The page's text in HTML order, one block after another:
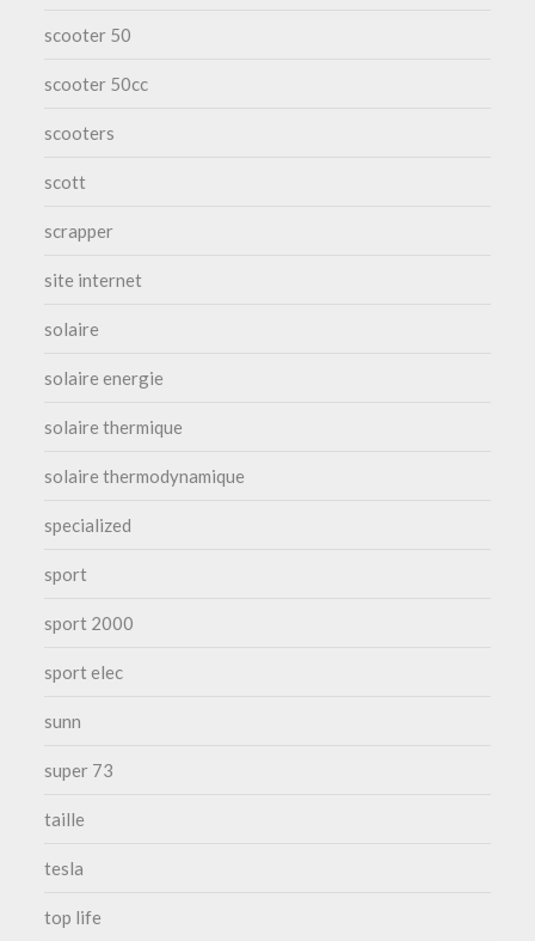
scooter 50
scooter 50cc
scooters
scott
scrapper
site internet
solaire
solaire energie
solaire thermique
solaire thermodynamique
specialized
sport
sport 2000
sport elec
sunn
super 73
taille
tesla
top life